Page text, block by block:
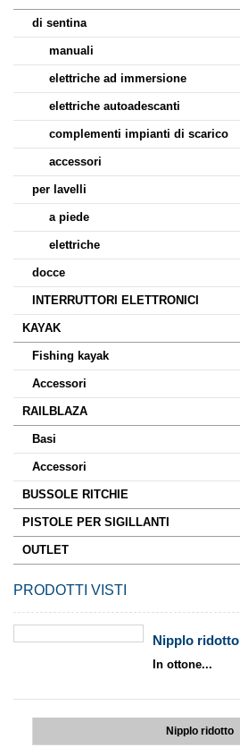
di sentina
manuali
elettriche ad immersione
elettriche autoadescanti
complementi impianti di scarico
accessori
per lavelli
a piede
elettriche
docce
INTERRUTTORI ELETTRONICI
KAYAK
Fishing kayak
Accessori
RAILBLAZA
Basi
Accessori
BUSSOLE RITCHIE
PISTOLE PER SIGILLANTI
OUTLET
PRODOTTI VISTI
Nipplo ridotto
In ottone...
Nipplo ridotto